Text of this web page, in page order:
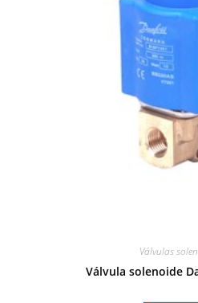
Válvulas
Válvula solenoide